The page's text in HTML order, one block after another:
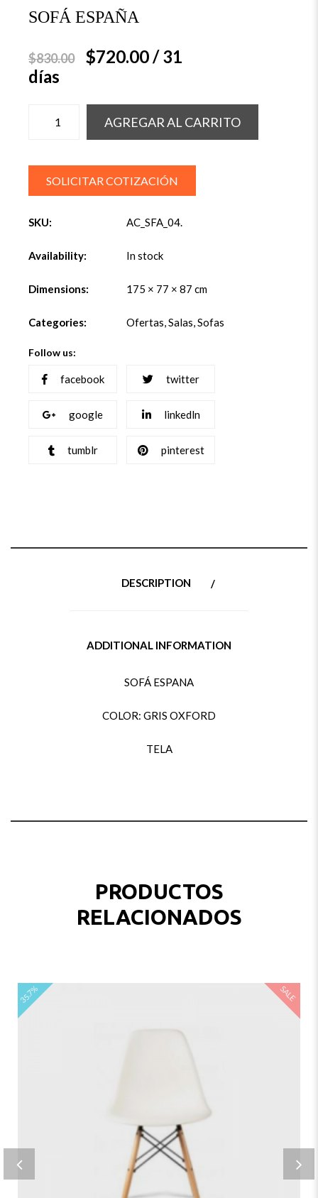
SOFÁ ESPAÑA
$830.00 $720.00/ 31
días
AGREGAR AL CARRITO
SOLICITAR COTIZACIÓN
SKU: AC_SFA_04.
Availability: In stock
Dimensions: 175 × 77 × 87 cm
Categories: Ofertas,Salas,Sofas
Follow us:
facebook twitter
google linkedln
tumblr pinterest
DESCRIPTION
ADDITIONAL INFORMATION
SOFÁ ESPANA
COLOR: GRIS OXFORD
TELA
PRODUCTOS
RELACIONADOS
35.7% SALE